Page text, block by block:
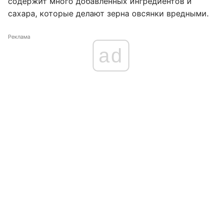
сахара, которые делают зерна овсянки вредными.
Реклама
ad